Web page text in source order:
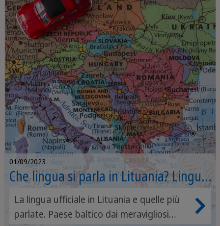
01/09/2023
Che lingua si parla in Lituania? Lingua
ufficiale e parlata
La lingua ufficiale in Lituania e quelle più
parlate. Paese baltico dai meravigliosi